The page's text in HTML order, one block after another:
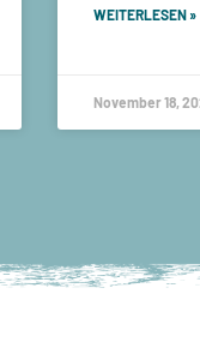
WEITERLESEN »
November 18,